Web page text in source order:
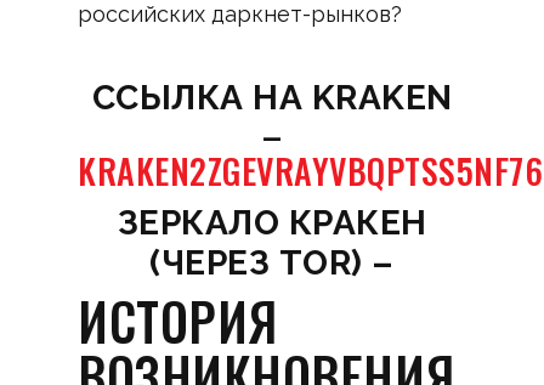
российских даркнет-рынков?
CСЫЛКА НА KRAKEN
–
ЗЕРКАЛО КРАКЕН
(ЧЕРЕЗ TOR) –
ИСТОРИЯ